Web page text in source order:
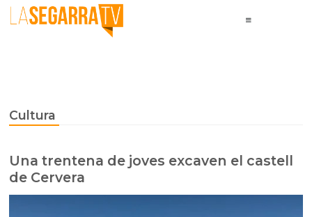
Cultura
Una trentena de joves excaven el castell
de Cervera